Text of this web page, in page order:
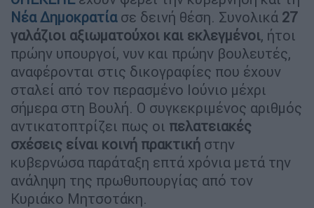
Νέα Δημοκρατίασε δεινή θέση. Συνολικά 27
γαλάζιοι αξιωματούχοι και εκλεγμένοι, ήτοι
πρώην υπουργοί, νυν και πρώην βουλευτές,
αναφέρονται στις δικογραφίες που έχουν
σταλεί από τον περασμένο Ιούνιο μέχρι
σήμερα στη Βουλή. Ο συγκεκριμένος αριθμός
αντικατοπτρίζει πως οι πελατειακές
σχέσεις είναι κοινή πρακτική στην
κυβερνώσα παράταξη επτά χρόνια μετά την
ανάληψη της πρωθυπουργίας από τον
Κυριάκο Μητσοτάκη.